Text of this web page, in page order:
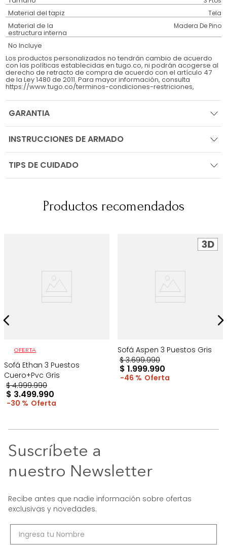
Material del tapiz Tela
Material de la
estructura interna
Madera De Pino
No Incluye
Los productos personalizados no tendrán cambio de acuerdo
con las políticas establecidas en tugo.co, ni podrán acogerse al
derecho de retracto de compra de acuerdo con el artículo 47
de la Ley 1480 de 2011. Para mayor información, consulta
https://www.tugo.co/terminos-condiciones-restriciones,
GARANTIA
INSTRUCCIONES DE ARMADO
TIPS DE CUIDADO
Productos recomendados
OFERTA
Sofá Ethan 3 Puestos
Cuero+Pvc Gris
$ 4.999.990
$ 3.499.990
30 %
Sofá Aspen 3 Puestos Gris
$ 3.699.990
$ 1.999.990
46 %
Suscríbete a
nuestro Newsletter
Recibe antes que nadie información sobre ofertas
exclusivas y novedades.